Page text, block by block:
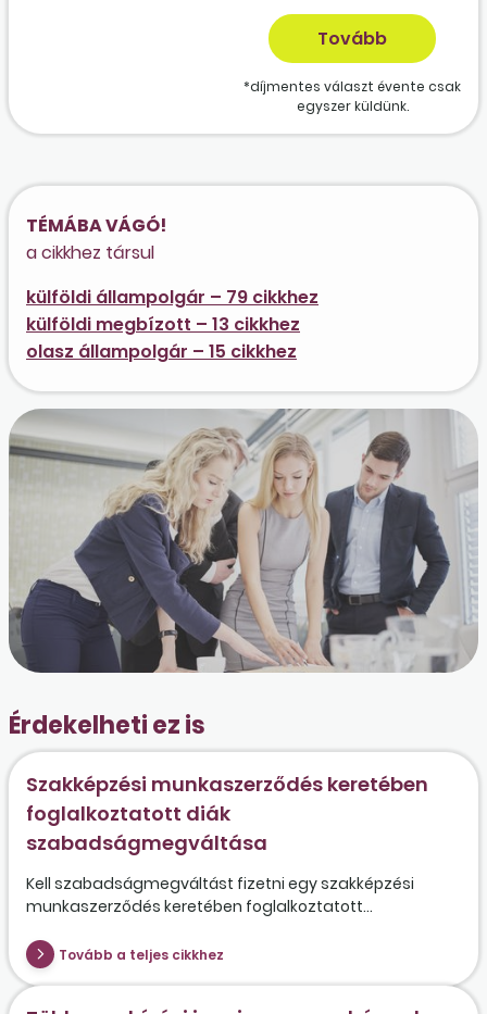
*díjmentes választ évente csak
egyszer küldünk.
TÉMÁBA VÁGÓ!
a cikkhez társul
külföldi állampolgár – 79 cikkhez
külföldi megbízott – 13 cikkhez
olasz állampolgár – 15 cikkhez
Érdekelheti ez is
Szakképzési munkaszerződés keretében
foglalkoztatott diák
szabadságmegváltása
Kell szabadságmegváltást fizetni egy szakképzési
munkaszerződés keretében foglalkoztatott...
Tovább a teljes cikkhez